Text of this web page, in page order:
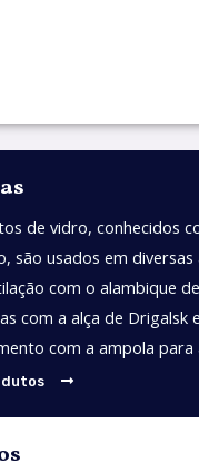
de vidro, conhecidos
são usados em diversas
com o alambique
com a alça de Drigalsk e
com a ampola para